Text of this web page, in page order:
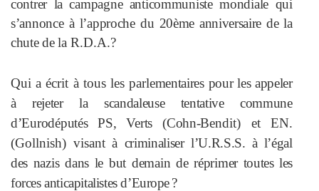
contrer la campagne anticommuniste mondiale qui
s’annonce à l’approchedu 20ème anniversaire de la
chute dela R.D.A.?
Qui a écrit à tous les parlementaires pour les appeler
à rejeter la scandaleuse tentative commune
d’Eurodéputés PS, Verts (Cohn-Bendit) et EN.
(Gollnish) visant à criminaliser l’U.R.S.S. à l’égal
des nazis dans le but demain de réprimer toutes les
forces anticapitalistes d’Europe ?